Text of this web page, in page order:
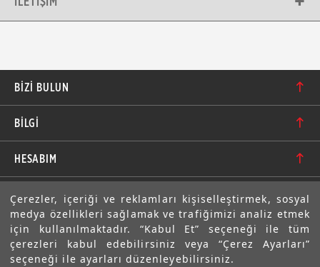
Çerezler, içeriği ve reklamları kişiselleştirmek, sosyal
medya özellikleri sağlamak ve trafiğimizi analiz etmek
için kullanılmaktadır. “Kabul Et” seçeneği ile tüm
çerezleri kabul edebilirsiniz veya “Çerez Ayarları”
seçeneği ile ayarları düzenleyebilirsiniz.
BIZI BULUN
bilgi@motolastik.com
+90 549 549 66 86
+90 232 462 08 42
BİLGİ
Banka Hesap Numaraları
Teknik Bilgi
Sıkça Sorulan Sorular
HESABIM
Siparişler
Adresler
Üyelik Bilgilerim
E-BÜLTEN
Abone olarak aramıza katılın. Avantajlardan ve indirimlerden
ilk sizin haberiniz olsun!